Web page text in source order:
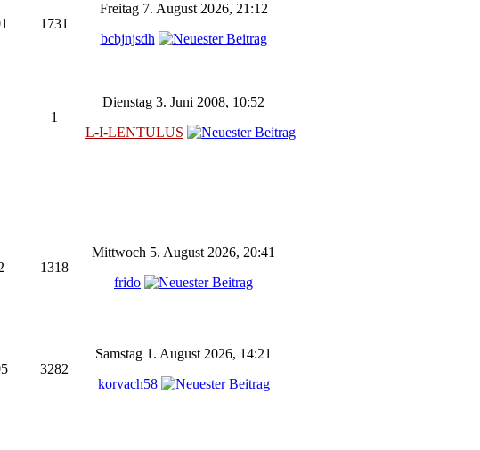
1731
Freitag 7. August 2026, 21:12
bcbjnjsdh
1
Dienstag 3. Juni 2008, 10:52
L-I-LENTULUS
1318
Mittwoch 5. August 2026, 20:41
frido
3282
Samstag 1. August 2026, 14:21
korvach58